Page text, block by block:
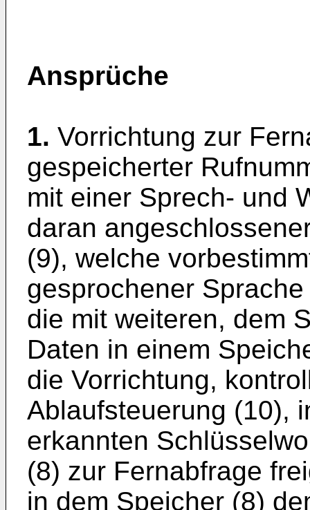
Ansprüche
1. Vorrichtung zur
gespeicherter
mit einer Sprech- und
daran
(9), welche
gesprochener
die mit weiteren, dem
Daten in einem
die Vorrichtung,
Ablaufsteuerung (10),
erkannten
(8) zur Fernabfrage
in dem Speicher (8)